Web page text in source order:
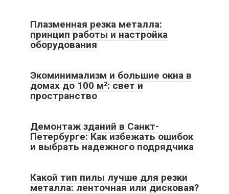
Плазменная резка металла:
принцип работы и настройка
оборудования
Экоминимализм и большие окна в
домах до 100 м²: свет и
пространство
Демонтаж зданий в Санкт-
Петербурге: Как избежать ошибок
и выбрать надежного подрядчика
Какой тип пилы лучше для резки
металла: ленточная или дисковая?